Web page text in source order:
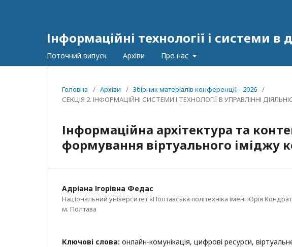
Інформаційні технології і системи в
Поточний випуск Архіви Про нас
Головна / Архіви / Збірник матеріалів конференції - 2026 /
СЕКЦІЯ 2. ІНФОРМАЦІЙНІ СИСТЕМИ І ТЕХНОЛОГІЇ В УПРАВЛІННІ
Інформаційна архітектура та
формування віртуального іміджу
Адріана Ігорівна Федас
Національний університет «Полтавська політехніка імені Юрія
м. Полтава
Ключові слова: онлайн-комунікація, цифрові ресурси,